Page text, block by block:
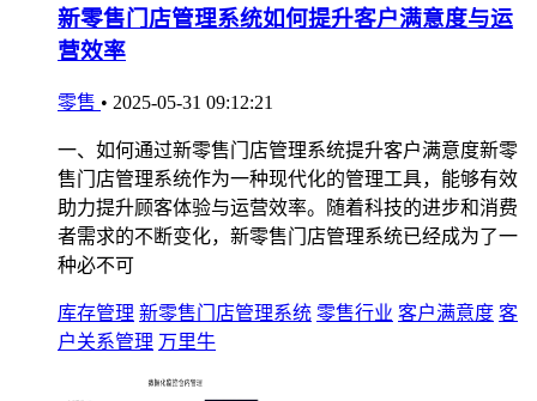
新零售门店管理系统如何提升客户满意度与运
营效率
零售 • 2025-05-31 09:12:21
一、如何通过新零售门店管理系统提升客户满意度新零
售门店管理系统作为一种现代化的管理工具，能够有效
助力提升顾客体验与运营效率。随着科技的进步和消费
者需求的不断变化，新零售门店管理系统已经成为了一
种必不可
库存管理 新零售门店管理系统 零售行业 客户满意度 客
户关系管理 万里牛